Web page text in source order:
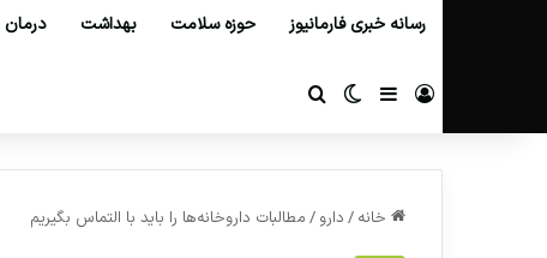
رسانه خبری فارمانیوز حوزه سلامت بهداشت درمان
ورود سایدبارتغییر پوسته
خانه / دارو / مطالبات داروخانه‌ها را باید با التماس بگیریم